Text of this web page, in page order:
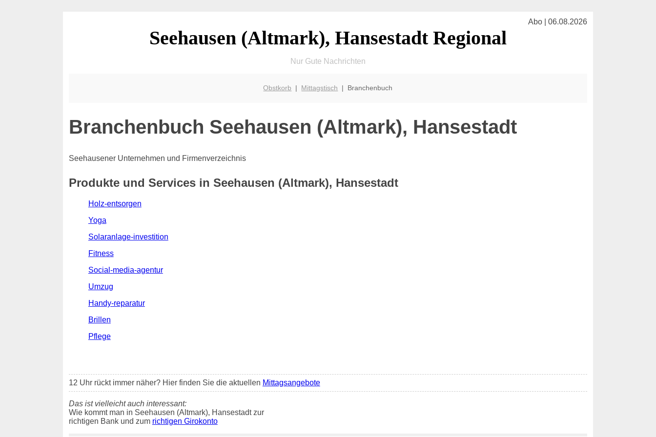
Abo | 06.08.2026
Seehausen (Altmark), Hansestadt Regional
Nur Gute Nachrichten
Obstkorb | Mittagstisch | Branchenbuch
Branchenbuch Seehausen (Altmark), Hansestadt
Seehausener Unternehmen und Firmenverzeichnis
Produkte und Services in Seehausen (Altmark), Hansestadt
Holz-entsorgen
Yoga
Solaranlage-investition
Fitness
Social-media-agentur
Umzug
Handy-reparatur
Brillen
Pflege
12 Uhr rückt immer näher? Hier finden Sie die aktuellen Mittagsangebote
Das ist vielleicht auch interessant:
Wie kommt man in Seehausen (Altmark), Hansestadt zur
richtigen Bank und zum richtigen Girokonto